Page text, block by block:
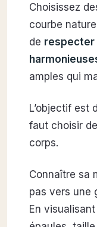
Choisissez
courbe
de respecter
amples qui
L’objectif est
faut choisir
corps.
Connaître sa
pas vers une
En